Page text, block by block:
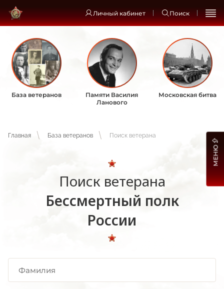
Личный кабинет Поиск
База ветеранов
Памяти Василия
Ланового
Московская битва
Главная База ветеранов Поиск ветерана
Поиск ветерана
Бессмертный полк
России
МЕНЮ